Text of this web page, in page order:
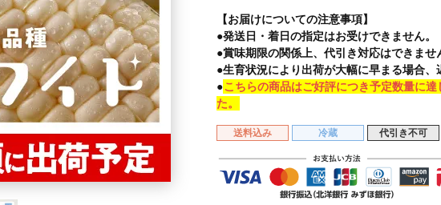
【お届けについての注意事項】
●発送日・着日の指定はお受けできません。
●賞味期限の関係上、代引き対応はできませ
●生育状況により出荷が大幅に早まる場合、
●こちらの商品はご好評につき予定数量に
た。
送料込み 冷蔵 代引き不可